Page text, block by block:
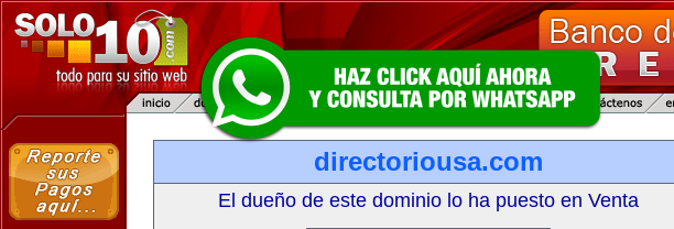
directoriousa.com
El dueño de este dominio lo ha puesto en Venta